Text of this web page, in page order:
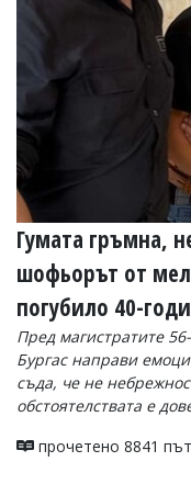
Гумата гръмна,
шофьорът от
погубило 40-
Пред магистратите
Бургас направи
съда, че не
обстоятелствата е
прочетено 8841